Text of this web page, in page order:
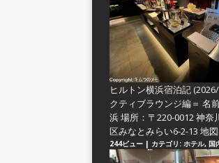
ヒルトン横浜宿泊記
クティブラウンジ編＝ 名
浜 場所：〒220-0012 神奈
区みなとみらい6-2-13 地
244ビュー | カテゴリ: ホテル, 国